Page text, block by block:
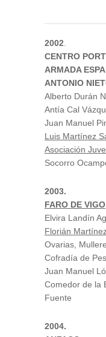
2002
CENTRO
ARMADA
ANTONIO
Alberto Durán
Antía Cal
Juan Manuel
Luis Martínez
Asociación
Socorro
2003.
FARO DE VIGO
Elvira Landín
Florián
Ovarias,
Cofradía de
Juan Manuel
Comedor de la
Fuente
2004.